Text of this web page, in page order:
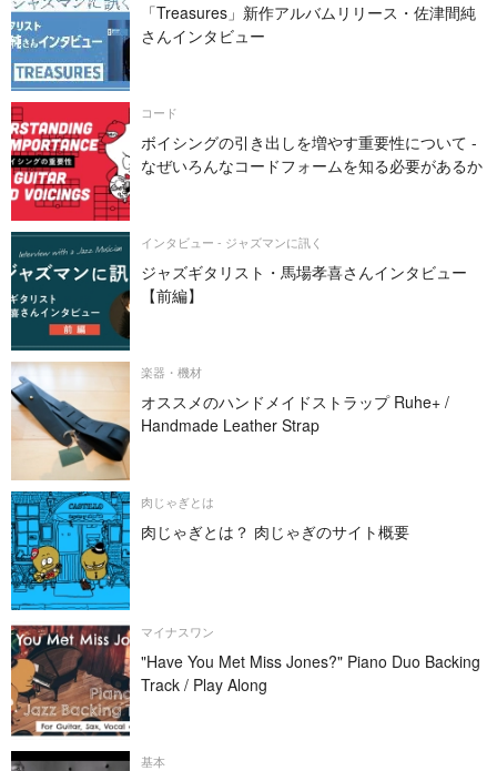
「Treasures」新作アルバムリリース・佐津間純
さんインタビュー
コード
ボイシングの引き出しを増やす重要性について -
なぜいろんなコードフォームを知る必要があるか
インタビュー - ジャズマンに訊く
ジャズギタリスト・馬場孝喜さんインタビュー
【前編】
楽器・機材
オススメのハンドメイドストラップ Ruhe+ /
Handmade Leather Strap
肉じゃぎとは
肉じゃぎとは？ 肉じゃぎのサイト概要
マイナスワン
"Have You Met Miss Jones?" Piano Duo Backing
Track / Play Along
基本